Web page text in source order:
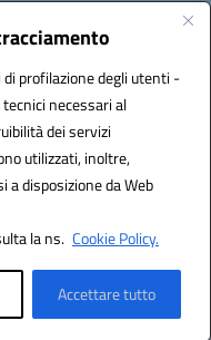
profilazione degli utenti -
necessari al
dei servizi
utilizzati, inoltre,
disposizione da Web
la ns. Cookie Policy.
Accettare tutto
Solution S.r.l.
Italia